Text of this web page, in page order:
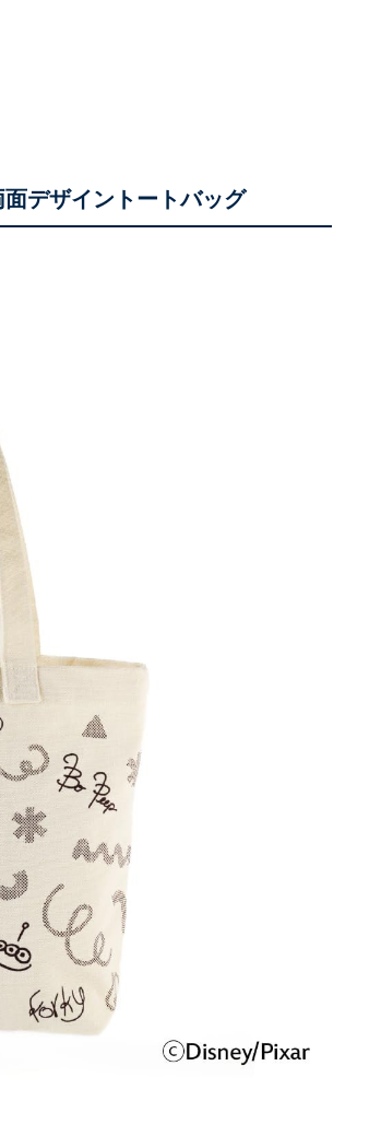
デザイントートバッグ